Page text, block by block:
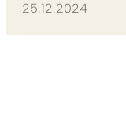
25.12.2024